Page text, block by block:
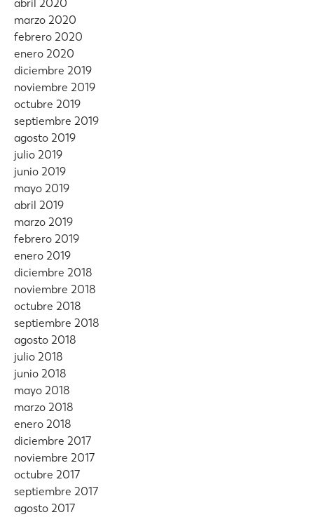
abril 2020
marzo 2020
febrero 2020
enero 2020
diciembre 2019
noviembre 2019
octubre 2019
septiembre 2019
agosto 2019
julio 2019
junio 2019
mayo 2019
abril 2019
marzo 2019
febrero 2019
enero 2019
diciembre 2018
noviembre 2018
octubre 2018
septiembre 2018
agosto 2018
julio 2018
junio 2018
mayo 2018
marzo 2018
enero 2018
diciembre 2017
noviembre 2017
octubre 2017
septiembre 2017
agosto 2017